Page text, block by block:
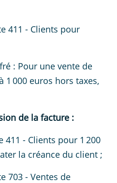
411 - Clients pour
: Pour une vente de
1 000 euros hors taxes,
de la facture :
- Clients pour 1 200
la créance du client ;
703 - Ventes de